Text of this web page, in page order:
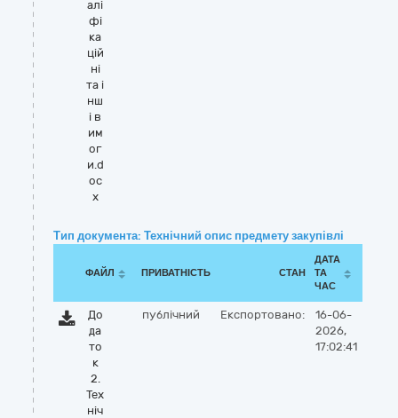
алі
фі
ка
цій
ні
та і
нш
і в
им
ог
и.d
oc
x
Тип документа: Технічний опис предмету закупівлі
ФАЙЛ ПРИВАТНІСТЬ СТАН
ДАТА
ТА
ЧАС
До
да
то
к
2.
Тех
ніч
публічний Експортовано:
16-06-
2026,
17:02:41